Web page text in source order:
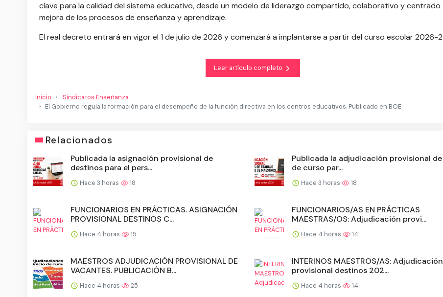
clave para la calidad del sistema educativo, desde un modelo de liderazgo compartido, colaborativo y centrado
mejora de los procesos de enseñanza y aprendizaje.
El real decreto entrará en vigor el 1 de julio de 2026 y comenzará a implantarse a partir del curso escolar 2026-
Leer artículo completo
Inicio
Sindicatos Enseñanza
El Gobierno regula la formación para el desempeño de la función directiva en los centros educativos. Publicado en BOE
Relacionados
Publicada la asignación provisional de
destinos para el pers...
Hace 3 horas 18
Publicada la adjudicación provisional
de curso par...
Hace 3 horas 18
FUNCIONARIOS EN PRÁCTICAS. ASIGNACIÓN
PROVISIONAL DESTINOS C...
Hace 4 horas 15
FUNCIONARIOS/AS EN PRÁCTICAS
MAESTRAS/OS: Adjudicación provi...
Hace 4 horas 14
MAESTROS ADJUDICACIÓN PROVISIONAL DE
VACANTES. PUBLICACIÓN B...
Hace 4 horas 25
INTERINOS MAESTROS/AS: Adjudicación
provisional destinos 202...
Hace 4 horas 14